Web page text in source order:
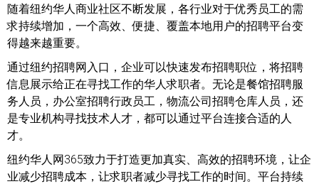
随着纽约华人商业社区不断发展，各行业对于优秀员工的需
求持续增加，一个高效、便捷、覆盖本地用户的招聘平台变
得越来越重要。
通过纽约招聘网入口，企业可以快速发布招聘职位，将招聘
信息展示给正在寻找工作的华人求职者。无论是餐馆招聘服
务人员，办公室招聘行政员工，物流公司招聘仓库人员，还
是专业机构寻找技术人才，都可以通过平台连接合适的人
才。
纽约华人网365致力于打造更加真实、高效的招聘环境，让企
业减少招聘成本，让求职者减少寻找工作的时间。平台持续